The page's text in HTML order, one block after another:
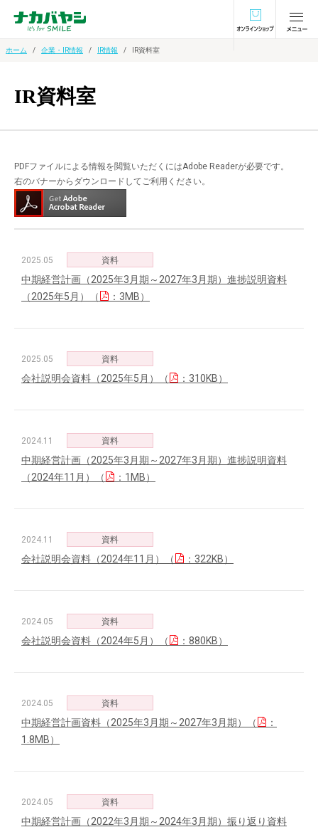
オンラインショ
ホーム 企業・IR情報 IR情報 IR資料室
IR資料室
PDFファイルによる情報を閲覧いただくにはAdobe Readerが必要です。
右のバナーからダウンロードしてご利用ください。
2025.05 資料
中期経営計画（2025年3月期～2027年3月期）進捗説明資料
（2025年5月）（
：3MB）
2025.05 資料
会社説明会資料（2025年5月）（ ：310KB）
2024.11 資料
中期経営計画（2025年3月期～2027年3月期）進捗説明資料
（2024年11月）（
：1MB）
2024.11 資料
会社説明会資料（2024年11月）（ ：322KB）
2024.05 資料
会社説明会資料（2024年5月）（ ：880KB）
2024.05 資料
中期経営計画資料（2025年3月期～2027年3月期）（
：
1.8MB）
2024.05 資料
中期経営計画（2022年3月期～2024年3月期）振り返り資料